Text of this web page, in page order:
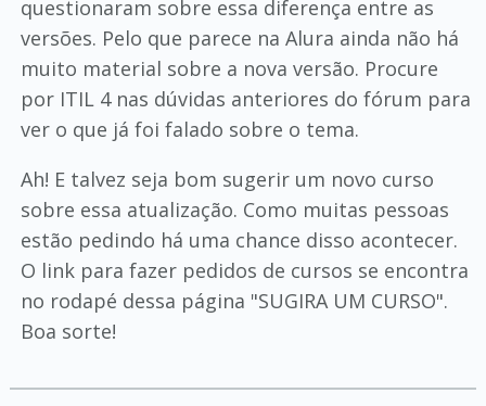
questionaram sobre essa diferença entre as
versões. Pelo que parece na Alura ainda não há
muito material sobre a nova versão. Procure
por ITIL 4 nas dúvidas anteriores do fórum para
ver o que já foi falado sobre o tema.
Ah! E talvez seja bom sugerir um novo curso
sobre essa atualização. Como muitas pessoas
estão pedindo há uma chance disso acontecer.
O link para fazer pedidos de cursos se encontra
no rodapé dessa página "SUGIRA UM CURSO".
Boa sorte!